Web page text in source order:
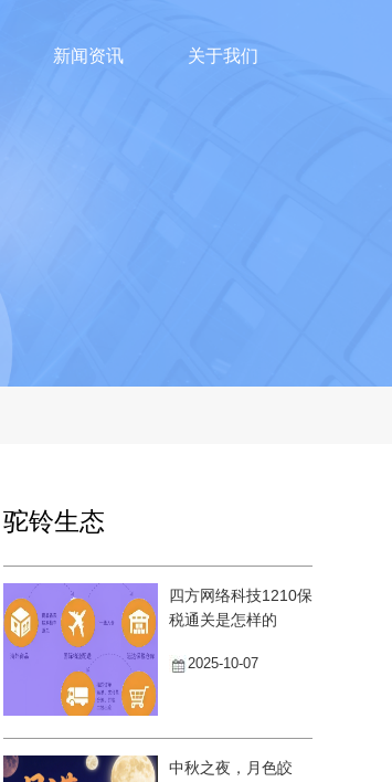
新闻资讯 关于我们
驼铃生态
四方网络科技1210保
税通关是怎样的
2025-10-07
中秋之夜，月色皎